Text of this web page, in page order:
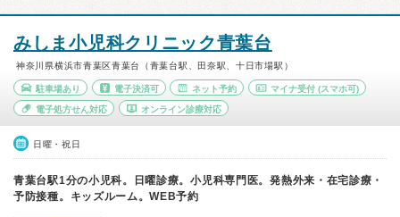
みしま小児科クリニック青葉台
神奈川県横浜市青葉区青葉台（青葉台駅、田奈駅、十日市場駅）
駐車場あり 電子決済可 ネット予約 マイナ受付 (スマホ可)
電子処方せん対応 オンライン診療対応
日曜・祝日
青葉台駅1分の小児科。日曜診療。小児科専門医。発熱外来・在宅診療・
予防接種。キッズルーム。WEB予約